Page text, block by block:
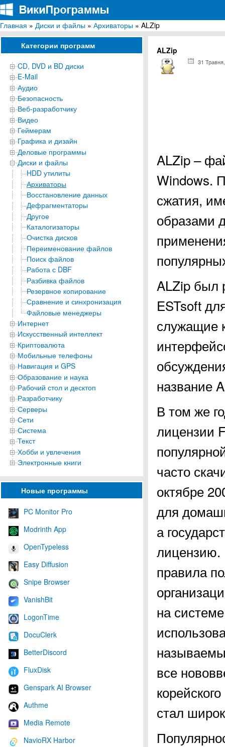
ВикиПрограммы
Энциклопедия бесплатных компьютерных программ для Windows
Главная » Диски и файлы » Архиваторы » ALZip
Категории программ
CD, DVD и BD диски
E-Mail
Аудио
Безопасность
Веб-разработчику
Видео
Геймерам
Графика и дизайн
Деловые программы
Диски и файлы
HDD утилиты
Архиваторы
Восстановление данных
Дефрагментаторы
Другое
Каталогизаторы
Очистка дисков
Переименование файлов
Поиск файлов
Работа с DBF
Разбивка файлов
Резервное копирование
Сравнение и синхронизация
Файловые менеджеры
Интернет
Искусственный интеллект
Криптовалюта
Мобильные телефоны
Навигация и GPS
Образование и наука
Рабочий стол и десктоп
Разработчику
Серверы
Сети
Система
Текст
Хобби и увлечения
Электронные книги
Новые программы
PC Monitor Pro
Modrinth App
OpenTypeless
Easy Diffusion
Snipe Browser
VanishBit
LogonTime
DocuClerk
BetterDiscord
FluxDisk
Genspark AI Browser
Authme
Media Remote
NavioRX Harbor
ALZip
31
ALZip –
Windows.
сжатия,
образами
ALZip был
ESTsoft
служащие
название
В том же
лицензии
часто
октябре
для
а
лицензию.
правила
на
все
стал